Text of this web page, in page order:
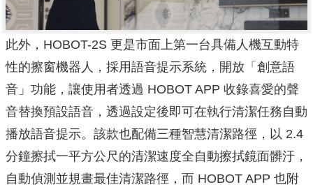
此外，HOBOT-2S 更是市面上第一台具備人機互動特
性的擦窗機器人，採用語音提示系統，開放「創意語
音」功能，讓使用者透過 HOBOT APP 收錄喜愛的聲
音替換預設語音，透過設定後即可在執行清潔任務自動
播放語音提示。該款也配備三種智慧清潔路徑，以 2.4
分鐘擦拭一平方公尺的清潔速度全自動擦拭鏡面髒汙，
自動偵測並規畫最佳清潔路徑，而 HOBOT APP 也附